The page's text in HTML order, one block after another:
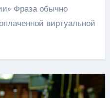
Фраза обычно
виртуальной